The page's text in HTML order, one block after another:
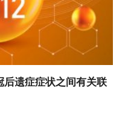
后遗症症状之间有关联